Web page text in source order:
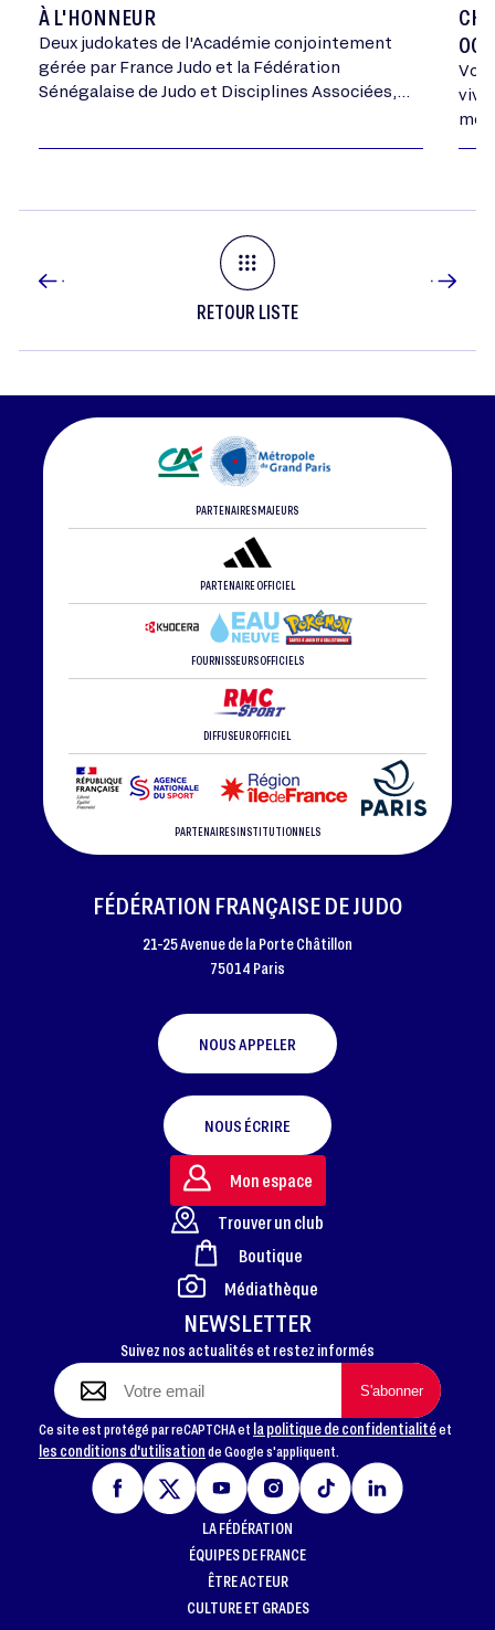
À L'HONNEUR
Deux judokates de l'Académie conjointement
gérée par France Judo et la Fédération
Sénégalaise de Judo et Disciplines Associées,
RETOUR LISTE
PARTENAIRES MAJEURS
PARTENAIRE OFFICIEL
FOURNISSEURS OFFICIELS
DIFFUSEUR OFFICIEL
PARTENAIRES INSTITUTIONNELS
FOOTER
FÉDÉRATION FRANÇAISE DE JUDO
21-25 Avenue de la Porte Châtillon
75014 Paris
NOUS APPELER
NOUS ÉCRIRE
NEWSLETTER
Suivez nos actualités et restez informés
Ce site est protégé par reCAPTCHA et la politique de confidentialitéet
les conditions d'utilisationde Google s'appliquent.
Mon espace
Trouver un club
Boutique
Médiathèque
LA FÉDÉRATION
ÉQUIPES DE FRANCE
ÊTRE ACTEUR
CULTURE ET GRADES